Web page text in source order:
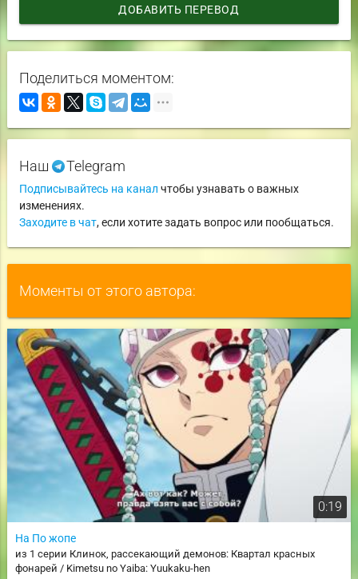
ДОБАВИТЬ ПЕРЕВОД
Поделиться моментом:
Наш Telegram
Подписывайтесь на канал чтобы узнавать о важных
изменениях.
Заходите в чат, если хотите задать вопрос или пообщаться.
Моменты от этого автора:
0:19
На По жопе
из 1 серии Клинок, рассекающий демонов: Квартал красных
фонарей / Kimetsu no Yaiba: Yuukaku-hen